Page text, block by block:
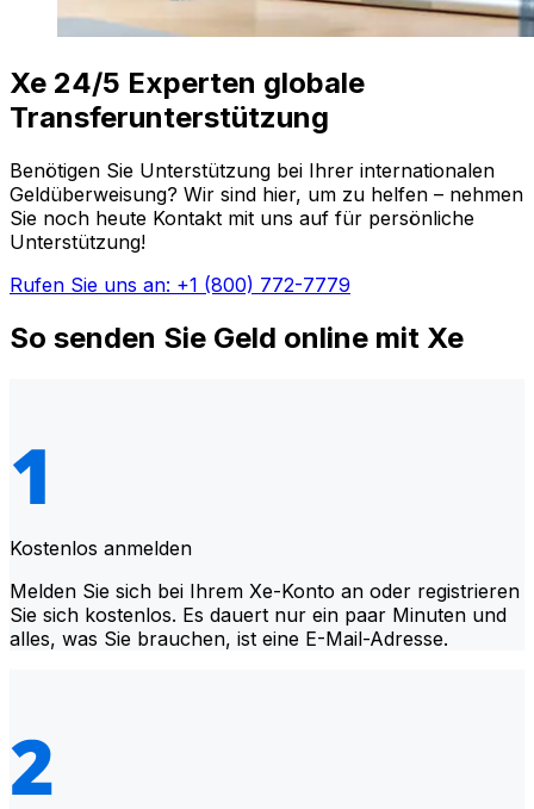
Xe 24/5 Experten globale
Transferunterstützung
Benötigen Sie Unterstützung bei Ihrer internationalen
Geldüberweisung? Wir sind hier, um zu helfen – nehmen
Sie noch heute Kontakt mit uns auf für persönliche
Unterstützung!
Rufen Sie uns an: +1 (800) 772-7779
So senden Sie Geld online mit Xe
Kostenlos anmelden
Melden Sie sich bei Ihrem Xe-Konto an oder registrieren
Sie sich kostenlos. Es dauert nur ein paar Minuten und
alles, was Sie brauchen, ist eine E-Mail-Adresse.